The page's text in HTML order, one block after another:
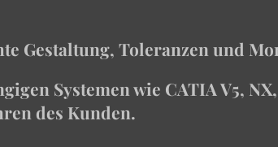
Gestaltung, Toleranzen und
Systemen wie CATIA V5,
des Kunden.